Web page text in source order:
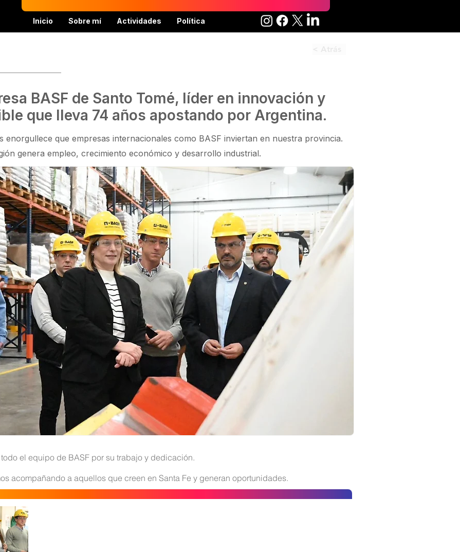
Inicio Sobre mí Actividades Política
BASF de Santo Tomé, líder en innovación y
que lleva 74 años apostando por Argentina.
enorgullece que empresas internacionales como BASF inviertan en nuestra provincia.
genera empleo, crecimiento económico y desarrollo industrial.
el equipo de BASF por su trabajo y dedicación.
acompañando a aquellos que creen en Santa Fe y generan oportunidades.